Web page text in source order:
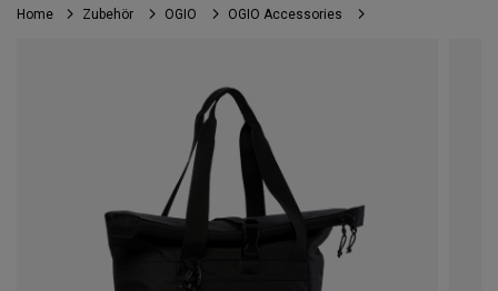
Golf
Home Zubehör OGIO OGIO Accessories